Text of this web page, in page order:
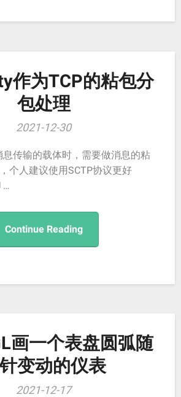
作为TCP的粘包分
包处理
2021-12-30
传输的载体时，需要做消息的粘
个人建议使用SCTP协议更好
…
Continue Reading
画一个表盘圆弧随
变动的仪表
2021-12-17